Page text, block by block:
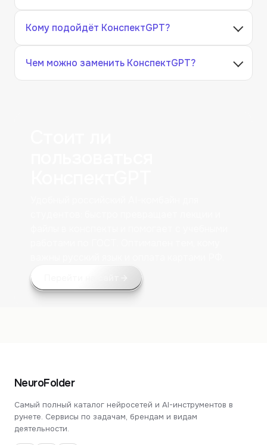
Кому подойдёт КонспектGPT?
Чем можно заменить КонспектGPT?
NeuroFolder
Самый полный каталог нейросетей и AI-инструментов в
рунете. Сервисы по задачам, брендам и видам
деятельности.